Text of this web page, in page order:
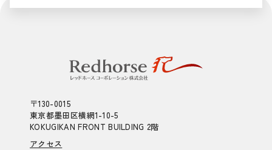
〒130-0015
東京都墨田区横網1-10-5
KOKUGIKAN FRONT BUILDING 2階
アクセス